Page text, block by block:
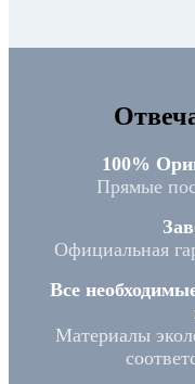
100%
Прямые
Официальная
Все
Материалы